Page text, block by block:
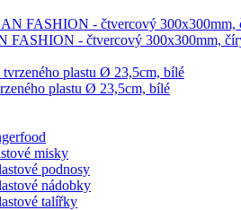
FASHION - čtvercový 300x300mm,
plastu Ø 23,5cm, bílé
misky
podnosy
nádobky
talířky